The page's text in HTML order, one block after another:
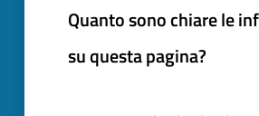
Quanto sono chiare le
su questa pagina?